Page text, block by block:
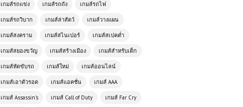
เกมส์รถแข่ง เกมส์รถถัง เกมส์รถไฟ
เกมส์รถวิบาก เกมส์ล่าสัตว์ เกมส์วางแผน
เกมส์สงคราม เกมส์สไนเปอร์ เกมส์สเปคต่ำ
เกมส์สยองขวัญ เกมส์สร้างเมือง เกมส์สำหรับเด็ก
เกมส์หัดขับรถ เกมส์ใหม่ เกมส์ออนไลน์
เกมส์เอาตัวรอด เกมส์แอคชั่น เกมส์ AAA
เกมส์ Assassin's เกมส์ Call of Duty เกมส์ Far Cry
เล่นเกมส์ออนไลน์ฟรี Storm City
เล่นเกมส์ออนไลน์ฟรี Monster Truck
Racing เกมแข่งรถบิ๊กฟุตสุดดุเดือด